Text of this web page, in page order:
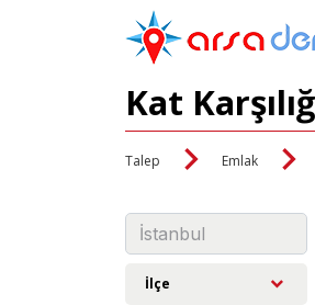
Kat
Talep Emlak
İlçe